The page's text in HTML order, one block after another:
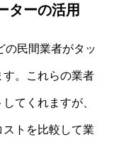
ターの活用
の民間業者がタッ
す。これらの業者
てくれますが、
トを比較して業